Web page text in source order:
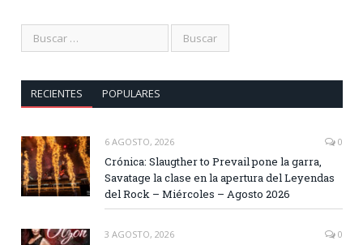
RECIENTES POPULARES
6 AGOSTO, 2026 0
Crónica: Slaugther to Prevail pone la garra,
Savatage la clase en la apertura del Leyendas
del Rock – Miércoles – Agosto 2026
3 AGOSTO, 2026 0